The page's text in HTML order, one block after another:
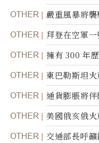
OTHER 嚴重風暴將
OTHER 拜登在空軍
OTHER
擁有 300 年
1000 萬美元
OTHER 東巴勒斯坦
OTHER 通貨膨脹將
OTHER
美國俄亥俄
物質的恐懼
OTHER 交通部長呼